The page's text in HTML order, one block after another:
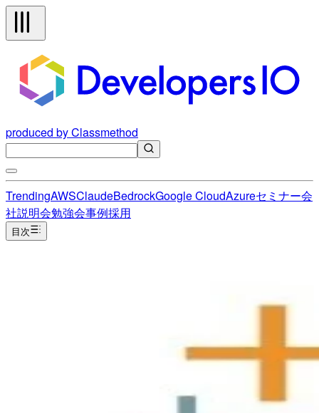
produced by Classmethod
TrendingAWSClaudeBedrockGoogle CloudAzureセミナー会
社説明会勉強会事例採用
目次